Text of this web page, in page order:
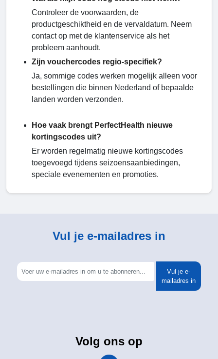
Controleer de voorwaarden, de
productgeschiktheid en de vervaldatum. Neem
contact op met de klantenservice als het
probleem aanhoudt.
Zijn vouchercodes regio-specifiek?
Ja, sommige codes werken mogelijk alleen voor
bestellingen die binnen Nederland of bepaalde
landen worden verzonden.
Hoe vaak brengt PerfectHealth nieuwe
kortingscodes uit?
Er worden regelmatig nieuwe kortingscodes
toegevoegd tijdens seizoensaanbiedingen,
speciale evenementen en promoties.
Vul je e-mailadres in
Vul je e-
mailadres in
Volg ons op